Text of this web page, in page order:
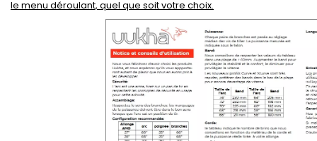
le menu déroulant, quel que soit votre choix.